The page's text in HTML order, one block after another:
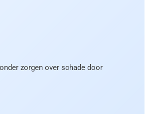
zorgen over schade door